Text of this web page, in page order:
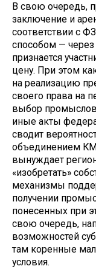
В свою очередь,
заключение и
соответствии с
способом — через
признается
цену. При этом
на реализацию
своего права на
выбор
иные акты
сводит
объединением
вынуждает
«изобретать»
механизмы
получении
понесенных при
свою очередь,
возможностей
там коренные
условия.